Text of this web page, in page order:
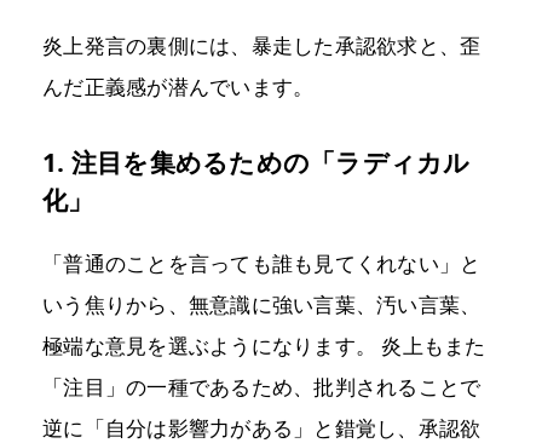
炎上発言の裏側には、暴走した承認欲求と、歪
んだ正義感が潜んでいます。
1. 注目を集めるための「ラディカル
化」
「普通のことを言っても誰も見てくれない」と
いう焦りから、無意識に強い言葉、汚い言葉、
極端な意見を選ぶようになります。 炎上もまた
「注目」の一種であるため、批判されることで
逆に「自分は影響力がある」と錯覚し、承認欲